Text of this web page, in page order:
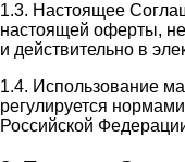
1.3. Настоящее
настоящей оферты, не
и действительно в
1.4. Использование
регулируется
Российской